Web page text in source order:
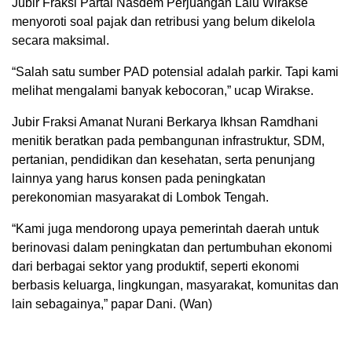
Jubir Fraksi Partai Nasdem Perjuangan Lalu Wirakse
menyoroti soal pajak dan retribusi yang belum dikelola
secara maksimal.
“Salah satu sumber PAD potensial adalah parkir. Tapi kami
melihat mengalami banyak kebocoran,” ucap Wirakse.
Jubir Fraksi Amanat Nurani Berkarya Ikhsan Ramdhani
menitik beratkan pada pembangunan infrastruktur, SDM,
pertanian, pendidikan dan kesehatan, serta penunjang
lainnya yang harus konsen pada peningkatan
perekonomian masyarakat di Lombok Tengah.
“Kami juga mendorong upaya pemerintah daerah untuk
berinovasi dalam peningkatan dan pertumbuhan ekonomi
dari berbagai sektor yang produktif, seperti ekonomi
berbasis keluarga, lingkungan, masyarakat, komunitas dan
lain sebagainya,” papar Dani. (Wan)